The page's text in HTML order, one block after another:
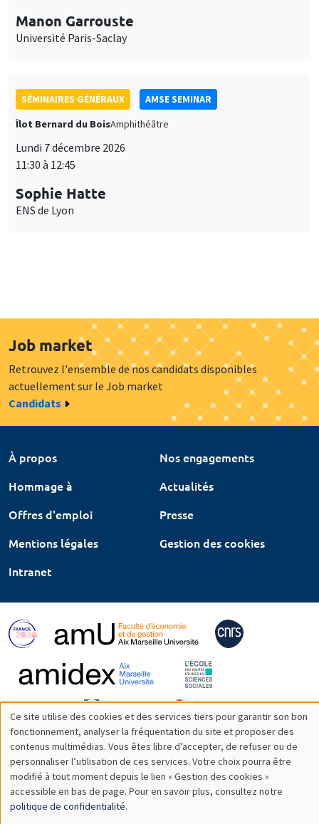
Manon Garrouste
Université Paris-Saclay
SÉMINAIRES GÉNÉRAUX
AMSE SEMINAR
Îlot Bernard du BoisAmphithéâtre
Lundi 7 décembre 2026
11:30 à 12:45
Sophie Hatte
ENS de Lyon
Job market
Retrouvez l'ensemble de nos candidats disponibles
actuellement sur le Job market
Candidats
À propos
Nos engagements
Hommage à
Actualités
Offres d'emploi
Presse
Mentions légales
Gestion des cookies
Intranet
Utilisation
des
données
personnelles
Ce site utilise des cookies et des services tiers pour garantir son bon
fonctionnement, analyser la fréquentation du site et proposer des
contenus multimédias. Vous êtes libre d’accepter, de refuser ou de
personnaliser l’utilisation de ces services. Votre choix pourra être
modifié à tout moment depuis le lien « Gestion des cookies »
accessible en bas de page. Pour en savoir plus, consultez notre
politique de confidentialité.